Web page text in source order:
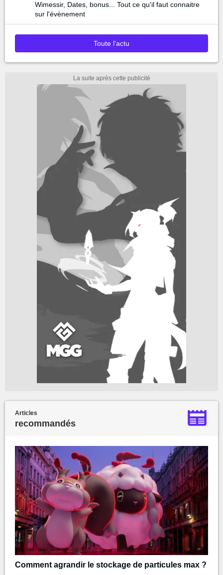
Wimessir, Dates, bonus... Tout ce qu'il faut connaitre
sur l'évènement
Toute l'actu
Articles
recommandés
Comment agrandir le stockage de particules max ?